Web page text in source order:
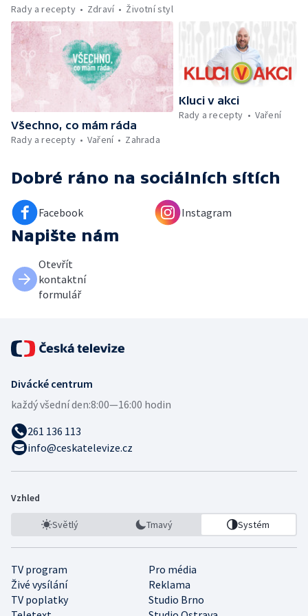
Umělecký festival Pohoda 2026 —
Vyhodnocení ankety + ČT tipy —
Vyhodnocení divácké soutěže — Práce
záchranářů v létě
Rady a recepty
Zdraví Životní styl
Všechno, co mám ráda
Rady a recepty
Vaření Zahrada
Kluci v akci
Rady a recepty
Vaření
Dobré ráno na sociálních sítích
Facebook Instagram
Napište nám
Otevřít
kontaktní
formulář
Divácké centrum
každý všední den:8:00—16:00 hodin
261 136 113
info@ceskatelevize.cz
Vzhled
Světlý Tmavý Systém
TV program
Pro média
Živé vysílání
Reklama
TV poplatky
Studio Brno